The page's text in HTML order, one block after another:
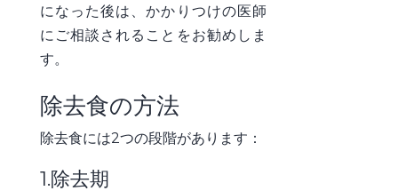
になった後は、かかりつけの医師
にご相談されることをお勧めしま
す。
除去食の方法
除去食には2つの段階があります：
1.除去期